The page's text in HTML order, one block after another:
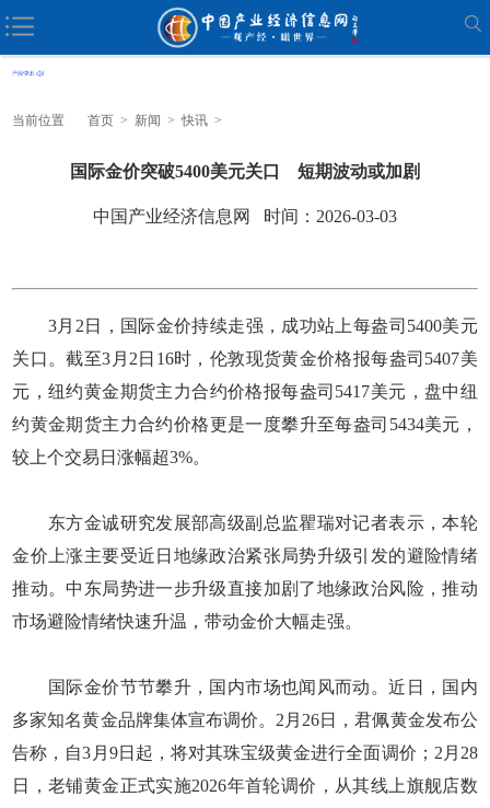
当前位置 首页 > 新闻 > 快讯 >
国际金价突破5400美元关口 短期波动或加剧
中国产业经济信息网 时间：2026-03-03
3月2日，国际金价持续走强，成功站上每盎司5400美元
关口。截至3月2日16时，伦敦现货黄金价格报每盎司5407美
元，纽约黄金期货主力合约价格报每盎司5417美元，盘中纽
约黄金期货主力合约价格更是一度攀升至每盎司5434美元，
较上个交易日涨幅超3%。
东方金诚研究发展部高级副总监瞿瑞对记者表示，本轮
金价上涨主要受近日地缘政治紧张局势升级引发的避险情绪
推动。中东局势进一步升级直接加剧了地缘政治风险，推动
市场避险情绪快速升温，带动金价大幅走强。
国际金价节节攀升，国内市场也闻风而动。近日，国内
多家知名黄金品牌集体宣布调价。2月26日，君佩黄金发布公
告称，自3月9日起，将对其珠宝级黄金进行全面调价；2月28
日，老铺黄金正式实施2026年首轮调价，从其线上旗舰店数